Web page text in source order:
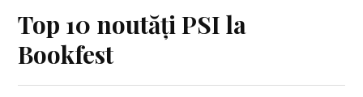
Top 10 noutăți PSI la
Bookfest